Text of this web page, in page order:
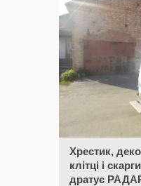
Хрестик,
клітці і
дратує